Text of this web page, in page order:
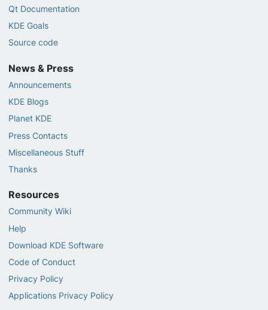
Qt Documentation
KDE Goals
Source code
News & Press
Announcements
KDE Blogs
Planet KDE
Press Contacts
Miscellaneous Stuff
Thanks
Resources
Community Wiki
Help
Download KDE Software
Code of Conduct
Privacy Policy
Applications Privacy Policy